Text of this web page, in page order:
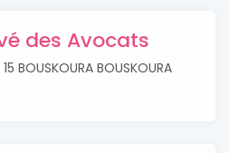
des Avocats
BOUSKOURA BOUSKOURA